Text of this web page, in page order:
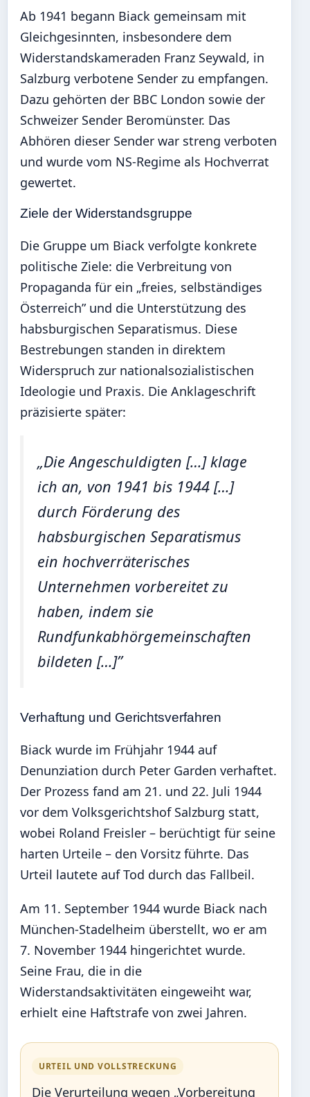
Ab 1941 begann Biack gemeinsam mit
Gleichgesinnten, insbesondere dem
Widerstandskameraden Franz Seywald, in
Salzburg verbotene Sender zu empfangen.
Dazu gehörten der BBC London sowie der
Schweizer Sender Beromünster. Das
Abhören dieser Sender war streng verboten
und wurde vom NS-Regime als Hochverrat
gewertet.
Ziele der Widerstandsgruppe
Die Gruppe um Biack verfolgte konkrete
politische Ziele: die Verbreitung von
Propaganda für ein „freies, selbständiges
Österreich” und die Unterstützung des
habsburgischen Separatismus. Diese
Bestrebungen standen in direktem
Widerspruch zur nationalsozialistischen
Ideologie und Praxis. Die Anklageschrift
präzisierte später:
„Die Angeschuldigten […] klage
ich an, von 1941 bis 1944 […]
durch Förderung des
habsburgischen Separatismus
ein hochverräterisches
Unternehmen vorbereitet zu
haben, indem sie
Rundfunkabhörgemeinschaften
bildeten […]”
Verhaftung und Gerichtsverfahren
Biack wurde im Frühjahr 1944 auf
Denunziation durch Peter Garden verhaftet.
Der Prozess fand am 21. und 22. Juli 1944
vor dem Volksgerichtshof Salzburg statt,
wobei Roland Freisler – berüchtigt für seine
harten Urteile – den Vorsitz führte. Das
Urteil lautete auf Tod durch das Fallbeil.
Am 11. September 1944 wurde Biack nach
München-Stadelheim überstellt, wo er am
7. November 1944 hingerichtet wurde.
Seine Frau, die in die
Widerstandsaktivitäten eingeweiht war,
erhielt eine Haftstrafe von zwei Jahren.
URTEIL UND VOLLSTRECKUNG
Die Verurteilung wegen „Vorbereitung